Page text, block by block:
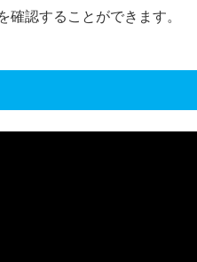
認することができます。